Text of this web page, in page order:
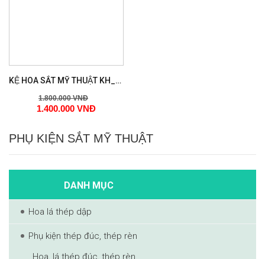
KỆ HOA SẮT MỸ THUẬT KH_241
1.800.000 VNĐ
1.400.000 VNĐ
PHỤ KIỆN SẮT MỸ THUẬT
DANH MỤC
Hoa lá thép dập
Phụ kiện thép đúc, thép rèn
Hoa, lá thép đúc, thép rèn